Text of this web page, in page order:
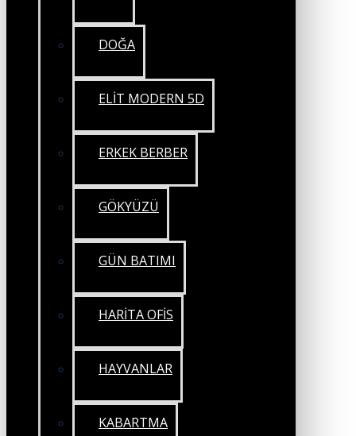
DOĞA
ELİT MODERN 5D
ERKEK BERBER
GÖKYÜZÜ
GÜN BATIMI
HARİTA OFİS
HAYVANLAR
KABARTMA